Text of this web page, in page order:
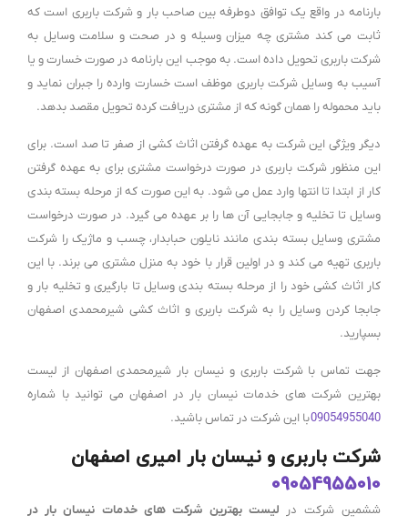
بارنامه در واقع یک توافق دوطرفه بین صاحب بار و شرکت باربری است که
ثابت می کند مشتری چه میزان وسیله و در صحت و سلامت وسایل به
شرکت باربری تحویل داده است. به موجب این بارنامه در صورت خسارت و یا
آسیب به وسایل شرکت باربری موظف است خسارت وارده را جبران نماید و
باید محموله را همان گونه که از مشتری دریافت کرده تحویل مقصد بدهد.
دیگر ویژگی این شرکت به عهده گرفتن اثاث کشی از صفر تا صد است. برای
این منظور شرکت باربری در صورت درخواست مشتری برای به عهده گرفتن
کار از ابتدا تا انتها وارد عمل می شود. به این صورت که از مرحله بسته بندی
وسایل تا تخلیه و جابجایی آن ها را بر عهده می گیرد. در صورت درخواست
مشتری وسایل بسته بندی مانند نایلون حبابدار، چسب و ماژیک را شرکت
باربری تهیه می کند و در اولین قرار با خود به منزل مشتری می برند. با این
کار اثاث کشی خود را از مرحله بسته بندی وسایل تا بارگیری و تخلیه بار و
جابجا کردن وسایل را به شرکت باربری و اثاث کشی شیرمحمدی اصفهان
بسپارید.
جهت تماس با شرکت باربری و نیسان بار شیرمحمدی اصفهان از لیست
بهترین شرکت های خدمات نیسان بار در اصفهان می توانید با شماره
09054955040با این شرکت در تماس باشید.
شرکت باربری و نیسان بار امیری اصفهان
09054955010
ششمین شرکت در لیست بهترین شرکت های خدمات نیسان بار در